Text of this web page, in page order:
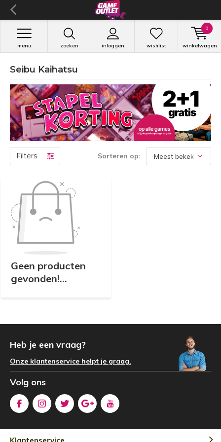
zoeken inloggen
menu wishlist winkelwagen
0
Seibu Kaihatsu
Filters Sorteren op:
Geen producten
gevonden!...
Heb je een vraag?
Onze klantenservice helpt je graag.
Volg ons